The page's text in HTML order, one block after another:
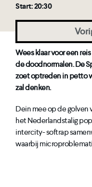
Start: 20:30
Wees klaar voor een
de doodnormalen. De
zoet optreden in petto
zal denken.
Dein mee op de golven
het Nederlandstalig
intercity- softrap
waarbij